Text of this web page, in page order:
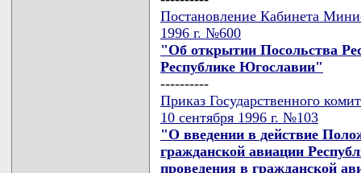
Постановление Кабинета
1996 г. №600
"Об открытии Посольства
Республике Югославии"
----------
Приказ Государственного
10 сентября 1996 г. №103
"О введении в действие
гражданской авиации
проведения в гражданской